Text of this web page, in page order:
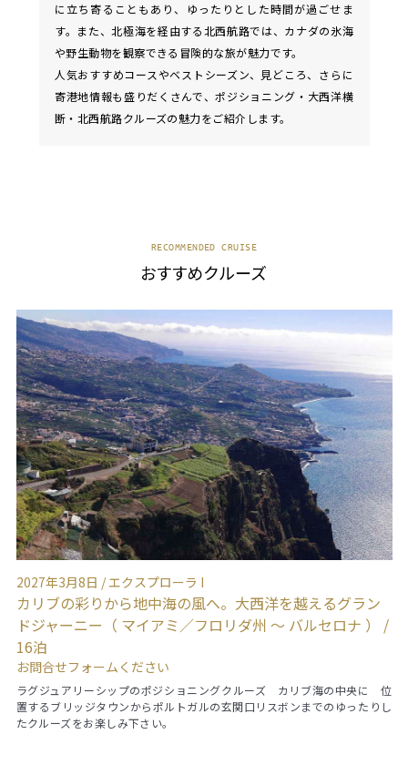
に立ち寄ることもあり、ゆったりとした時間が過ごせま
す。また、北極海を経由する北西航路では、カナダの氷海
や野生動物を観察できる冒険的な旅が魅力です。
人気おすすめコースやベストシーズン、見どころ、さらに
寄港地情報も盛りだくさんで、ポジショニング・大西洋横
断・北西航路クルーズの魅力をご紹介します。
RECOMMENDED CRUISE
おすすめクルーズ
2027年3月8日 / エクスプローラ I
カリブの彩りから地中海の風へ。大西洋を越えるグラン
ドジャーニー（ マイアミ／フロリダ州 ～ バルセロナ ） /
16泊
お問合せフォームください
ラグジュアリーシップのポジショニングクルーズ カリブ海の中央に 位
置するブリッジタウンからポルトガルの玄関口リスボンまでのゆったりし
たクルーズをお楽しみ下さい。